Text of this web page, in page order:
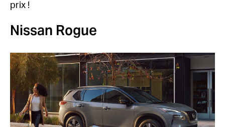
prix !
Nissan Rogue